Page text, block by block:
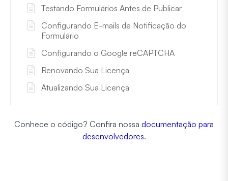
Testando Formulários Antes de Publicar
Configurando E-mails de Notificação do
Formulário
Configurando o Google reCAPTCHA
Renovando Sua Licença
Atualizando Sua Licença
Conhece o código? Confira nossa documentação para
desenvolvedores.